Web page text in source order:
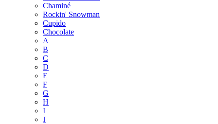
Chaminé
Rockin' Snowman
Cupido
Chocolate
A
B
C
D
E
F
G
H
I
J